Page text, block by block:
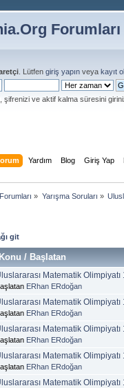
Forumları
. Lütfen giriş yapın veya kayıt
şifrenizi ve aktif kalma süresini
Yardım Blog Giriş Yap
» Yarışma Soruları »
git
/Başlatan
Matematik
ERhan ERdoğan
Matematik
ERhan ERdoğan
Matematik
ERhan ERdoğan
Matematik Olimpiyatı
ERhan ERdoğan
Matematik